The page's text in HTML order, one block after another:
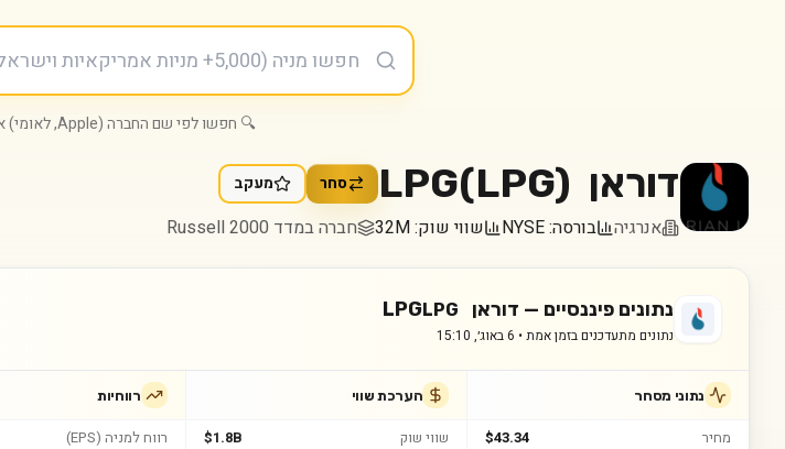
🔍 חפשו לפי שם החברה (Apple, לאומי) או סימול (AAPL, LUMI.TA)
דוראן LPG (LPG) סחר מעקב
אנרגיה בורסה:NYSE שווי שוק:32M חברה במדד Russell 2000
נתונים פיננסיים — דוראן LPG LPG
נתונים מתעדכנים בזמן אמת • 6 באוג׳, 15:10
נתוני מסחר
מחיר
$43.34
הערכת שווי
שווי שוק
$1.8B
רווחיות
רווח למניה (EPS)